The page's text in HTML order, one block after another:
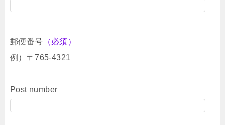
郵便番号 （必須）
例）〒765-4321
Post number